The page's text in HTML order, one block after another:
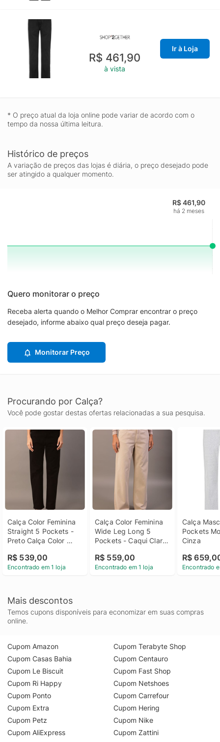
R$ 461,90
à vista
Ir à Loja
* O preço atual da loja online pode variar de acordo com o
tempo da nossa última leitura.
Histórico de preços
A variação de preços das lojas é diária, o preço desejado pode
ser atingido a qualquer momento.
R$ 461,90
há 2 meses
Quero monitorar o preço
Receba alerta quando o Melhor Comprar encontrar o preço
desejado, informe abaixo qual preço deseja pagar.
Monitorar Preço
Procurando por Calça?
Você pode gostar destas ofertas relacionadas a sua pesquisa.
Calça Color Feminina
Straight 5 Pockets -
Preto Calça Color
Pockets Preto 38
R$ 539,00
Encontrado em 1 loja
Calça Color Feminina
Wide Leg Long 5
Pockets - Caqui Claro
Wide Leg Long 5
Pockets Caqui Claro
R$ 559,00
Encontrado em 1 loja
Calça
Pockets
Cinza
R$
Encontrado
Mais descontos
Temos cupons disponíveis para economizar em suas compras
online.
Cupom Amazon
Cupom Casas Bahia
Cupom Le Biscuit
Cupom Ri Happy
Cupom Ponto
Cupom Extra
Cupom Petz
Cupom AliExpress
Cupom Terabyte Shop
Cupom Centauro
Cupom Fast Shop
Cupom Netshoes
Cupom Carrefour
Cupom Hering
Cupom Nike
Cupom Zattini